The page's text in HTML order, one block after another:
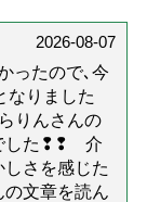
2026-08-07
ったので､今
なりました
りんさんの
した❢❢ 介
さを感じた
の文章を読ん